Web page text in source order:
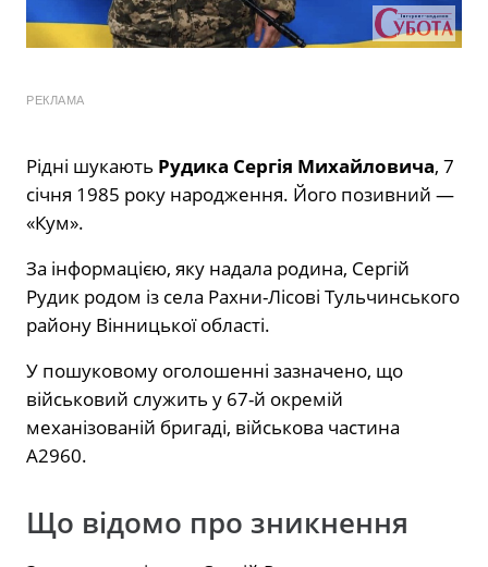
РЕКЛАМА
Рідні шукають Рудика Сергія Михайловича, 7
січня 1985 року народження. Його позивний —
«Кум».
За інформацією, яку надала родина, Сергій
Рудик родом із села Рахни-Лісові Тульчинського
району Вінницької області.
У пошуковому оголошенні зазначено, що
військовий служить у 67-й окремій
механізованій бригаді, військова частина
А2960.
Що відомо про зникнення